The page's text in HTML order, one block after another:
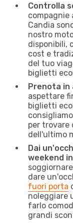
Controlla
compagnie
Candia
nostro
disponibili,
cost e
del tuo
biglietti
Prenota in
aspettare
biglietti
per trovare
dell'ultimo
Dai
weekend
dare
fuori porta
noleggiare
farlo
grandi